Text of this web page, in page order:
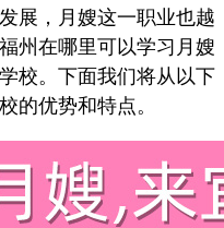
展，月嫂这一职业也越
州在哪里可以学习月嫂
校。下面我们将从以下
的优势和特点。